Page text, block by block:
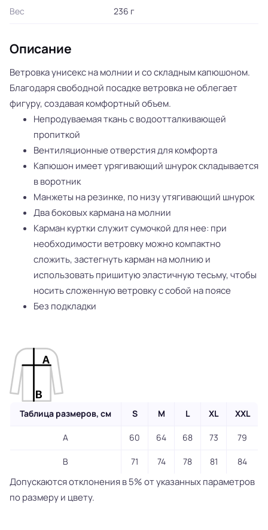
Вес 236 г
Описание
Ветровка унисекс на молнии и со складным капюшоном.
Благодаря свободной посадке ветровка не облегает
фигуру, создавая комфортный объем.
Непродуваемая ткань с водоотталкивающей
пропиткой
Вентиляционные отверстия для комфорта
Капюшон имеет урягивающий шнурок складывается
в воротник
Манжеты на резинке, по низу утягивающий шнурок
Два боковых кармана на молнии
Карман куртки служит сумочкой для нее: при
необходимости ветровку можно компактно
сложить, застегнуть карман на молнию и
использовать пришитую эластичную тесьму, чтобы
носить сложенную ветровку с собой на поясе
Без подкладки
Таблица размеров, см S M L XL XXL
A 60 64 68 73 79
B 71 74 78 81 84
Допускаются отклонения в 5% от указанных параметров
по размеру и цвету.